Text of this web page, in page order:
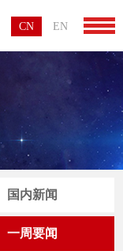
CN EN
国内新闻
一周要闻